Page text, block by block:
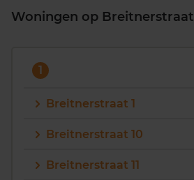
Woningen op Breitnerstraat
1
Breitnerstraat 1
Breitnerstraat 10
Breitnerstraat 11